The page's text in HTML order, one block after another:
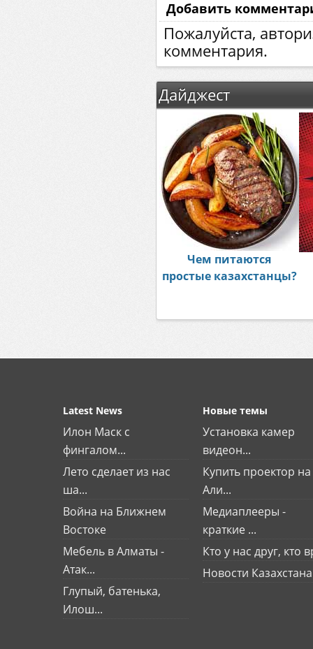
Добавить
Пожалуйста,
комментария.
Дайджест
Чем питаются
простые казахстанцы?
Latest News
Илон Маск с
фингалом...
Лето сделает из нас
ша...
Война на Ближнем
Востоке
Мебель в Алматы -
Атак...
Глупый, батенька,
Илош...
Новые темы
Установка камер
видеон...
Купить проектор на
Али...
Медиаплееры -
краткие ...
Кто у нас друг, кто
Новости Казахстана